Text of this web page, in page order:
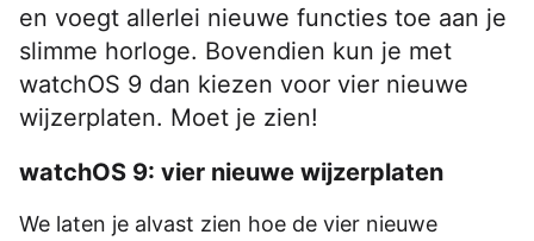
en voegt allerlei nieuwe functies toe aan je
slimme horloge. Bovendien kun je met
watchOS 9 dan kiezen voor vier nieuwe
wijzerplaten. Moet je zien!
watchOS 9: vier nieuwe wijzerplaten
We laten je alvast zien hoe de vier nieuwe